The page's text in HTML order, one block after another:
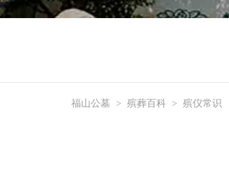
福山公墓 > 殡葬百科 > 殡仪常识